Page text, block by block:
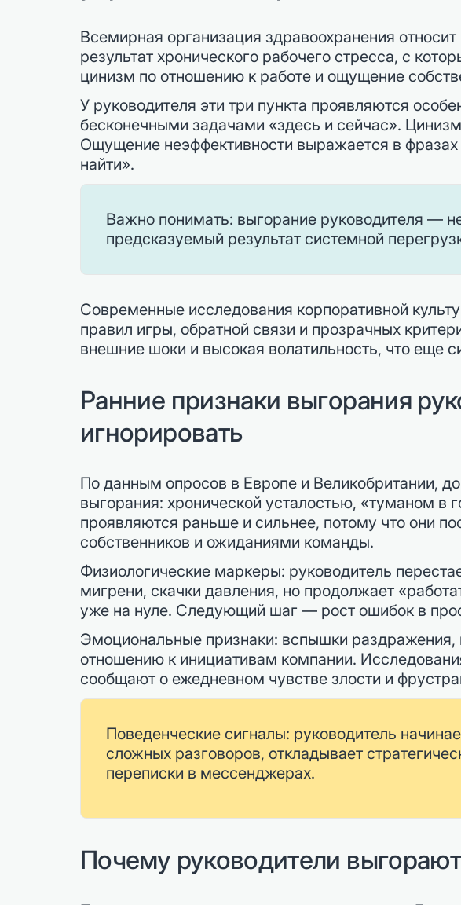
Всемирная организация здравоохранения
результат хронического рабочего стресса, с
цинизм по отношению к работе и ощущение
У руководителя эти три пункта проявляются
бесконечными задачами «здесь и сейчас».
Ощущение неэффективности выражается в
найти».
Важно понимать: выгорание руководителя —
предсказуемый результат системной
Современные исследования корпоративной
правил игры, обратной связи и прозрачных
внешние шоки и высокая волатильность, что еще
Ранние признаки выгорания
игнорировать
По данным опросов в Европе и Великобритании,
выгорания: хронической усталостью, «туманом в
проявляются раньше и сильнее, потому что они
собственников и ожиданиями команды.
Физиологические маркеры: руководитель
мигрени, скачки давления, но продолжает
уже на нуле. Следующий шаг — рост ошибок в
Эмоциональные признаки: вспышки раздражения,
отношению к инициативам компании.
сообщают о ежедневном чувстве злости и
Поведенческие сигналы: руководитель
сложных разговоров, откладывает
переписки в мессенджерах.
Почему руководители